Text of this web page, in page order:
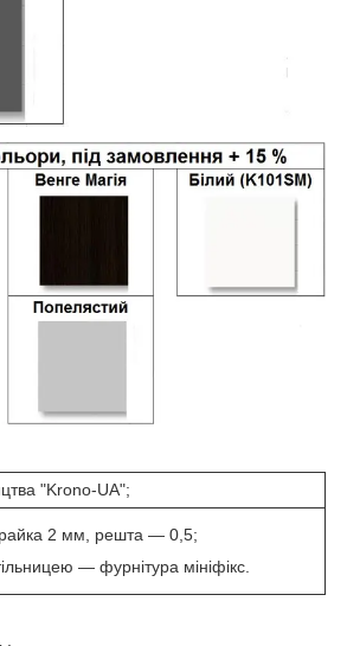
"Krono-UA";
2 мм, решта — 0,5;
— фурнітура мініфікс.